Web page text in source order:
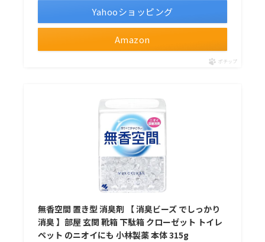
Amazon
Yahooショッピング
ポチップ
無香空間 置き型 消臭剤 【 消臭ビーズ でしっかり
消臭 】部屋 玄関 靴箱 下駄箱 クローゼット トイレ
ペット のニオイにも 小林製薬 本体 315g